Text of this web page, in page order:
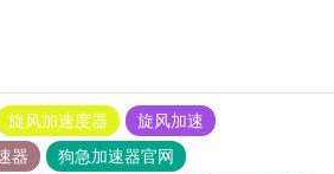
旋风加速度器
旋风加速
器
狗急加速器官网